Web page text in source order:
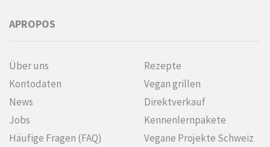
APROPOS
Über uns
Kontodaten
News
Jobs
Häufige Fragen (FAQ)
Rezepte
Vegan grillen
Direktverkauf
Kennenlern­pakete
Vegane Projekte Schweiz